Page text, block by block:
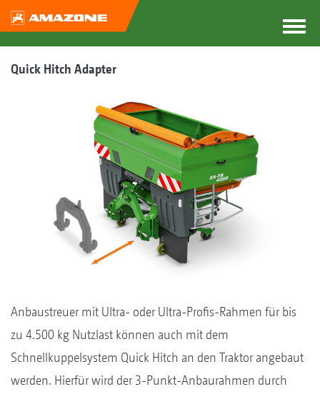
Quick Hitch Adapter
Anbaustreuer mit Ultra- oder Ultra-Profis-Rahmen für bis
zu 4.500 kg Nutzlast können auch mit dem
Schnellkuppelsystem Quick Hitch an den Traktor angebaut
werden. Hierfür wird der 3-Punkt-Anbaurahmen durch